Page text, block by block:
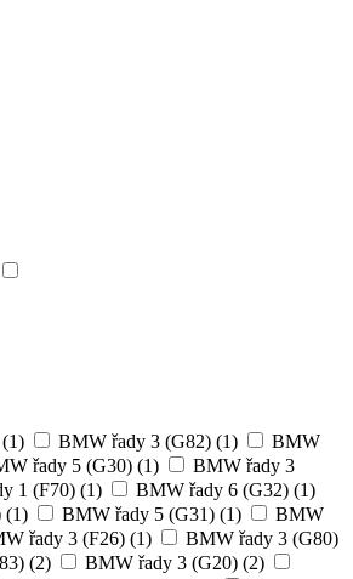
(1) BMW řady 3 (G82) (1)
BMW
řady 5 (G30) (1)
BMW řady 3
1 (F70) (1) BMW řady 6 (G32) (1)
(1) BMW řady 5 (G31) (1)
BMW
řady 3 (F26) (1)
BMW řady 3 (G80)
(2) BMW řady 3 (G20) (2)